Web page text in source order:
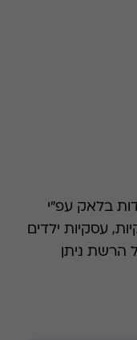
בלאק עפ"י
כולל עסקיות, עסקיות ילדים
ו/או כפל מבצעי מועדון לקוחות של הרשת ניתן
לקוחות ומבצעי